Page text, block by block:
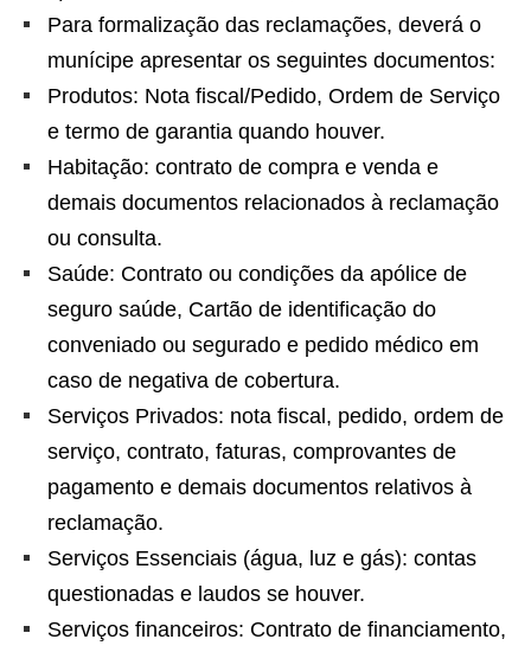
Para formalização das reclamações, deverá o
munícipe apresentar os seguintes documentos:
Produtos: Nota fiscal/Pedido, Ordem de Serviço
e termo de garantia quando houver.
Habitação: contrato de compra e venda e
demais documentos relacionados à reclamação
ou consulta.
Saúde: Contrato ou condições da apólice de
seguro saúde, Cartão de identificação do
conveniado ou segurado e pedido médico em
caso de negativa de cobertura.
Serviços Privados: nota fiscal, pedido, ordem de
serviço, contrato, faturas, comprovantes de
pagamento e demais documentos relativos à
reclamação.
Serviços Essenciais (água, luz e gás): contas
questionadas e laudos se houver.
Serviços financeiros: Contrato de financiamento,